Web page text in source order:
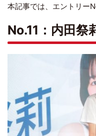
本記事では、エントリー
No.11：内田